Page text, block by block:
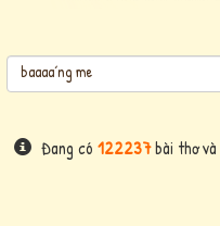
Đang có 122237bài thơ và